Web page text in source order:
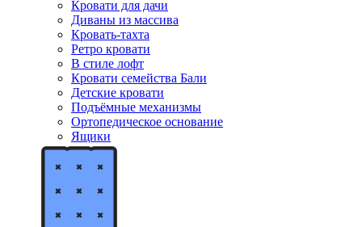
Кровати для дачи
Диваны из массива
Кровать-тахта
Ретро кровати
В стиле лофт
Кровати семейства Бали
Детские кровати
Подъёмные механизмы
Ортопедическое основание
Ящики